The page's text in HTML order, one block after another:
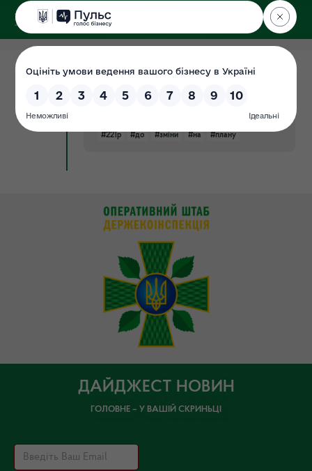
ДЕРЖЕКОІНСПЕКЦІЯ
Поліського округу
02.11.2021
Документ
2021 рік (затверджено протоколом
#221р #до #зміни #на #плану
ДАЙДЖЕСТ НОВИН
ГОЛОВНЕ – У ВАШІЙ СКРИНЬЦІ